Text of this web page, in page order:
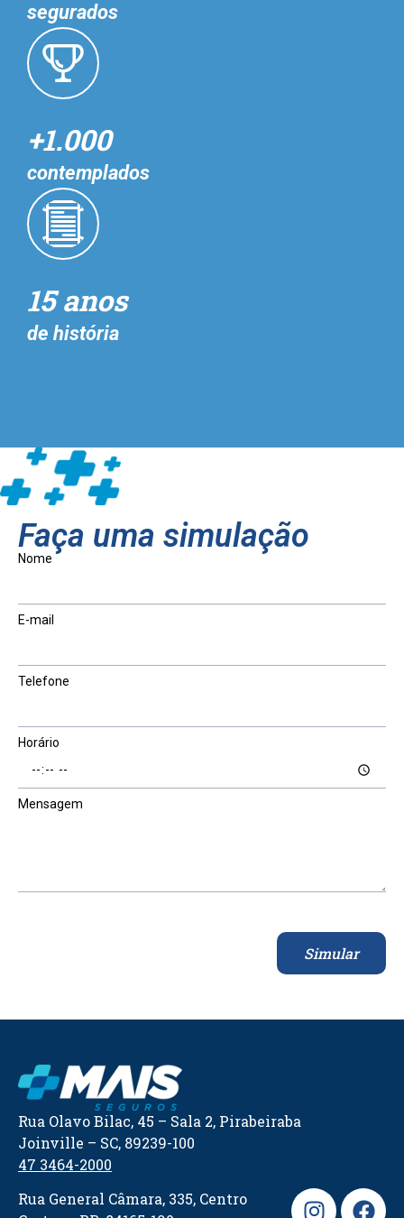
segurados
+1.000
contemplados
15 anos
de história
Faça uma simulação
Nome
E-mail
Telefone
Horário
Mensagem
Simular
Rua Olavo Bilac, 45 – Sala 2, Pirabeiraba
Joinville – SC, 89239-100
47 3464-2000
Rua General Câmara, 335, Centro